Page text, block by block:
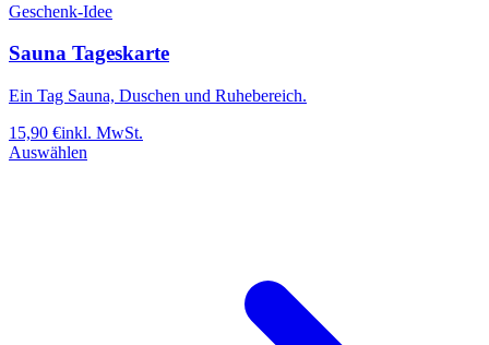
Geschenk-Idee
Sauna Tageskarte
Ein Tag Sauna, Duschen und Ruhebereich.
15,90 €inkl. MwSt.
Auswählen